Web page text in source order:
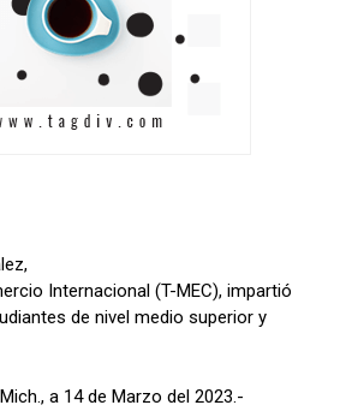
Internacional (T-MEC), impartió
de nivel medio superior y
a 14 de Marzo del 2023.-